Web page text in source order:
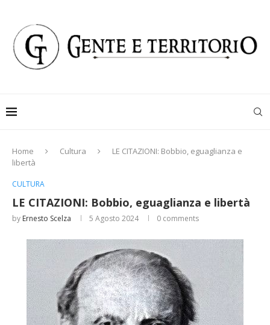
Home Cultura
LE CITAZIONI: Bobbio, eguaglianza e
libertà
CULTURA
LE CITAZIONI: Bobbio, eguaglianza e libertà
by Ernesto Scelza 5 Agosto 2024 0 comments